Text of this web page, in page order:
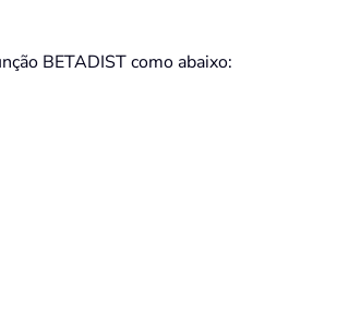
BETADIST como abaixo: